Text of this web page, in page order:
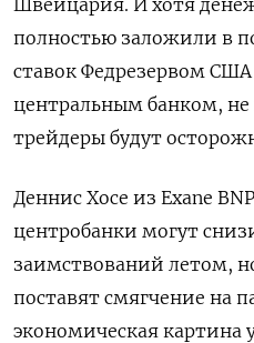
полностью заложили в
ставок Федрезервом
центральным банком, не
трейдеры будут
Деннис Хосе из Exane
центробанки могут
заимствований летом,
поставят смягчение на
экономическая картина